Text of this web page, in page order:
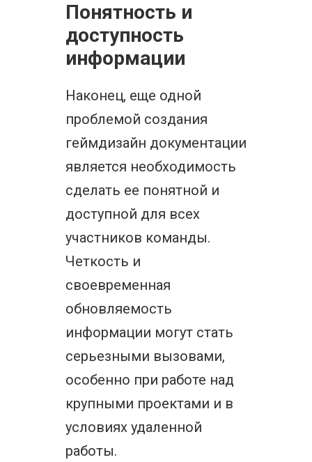
Понятность и
доступность
информации
Наконец, еще одной
проблемой создания
геймдизайн документации
является необходимость
сделать ее понятной и
доступной для всех
участников команды.
Четкость и
своевременная
обновляемость
информации могут стать
серьезными вызовами,
особенно при работе над
крупными проектами и в
условиях удаленной
работы.